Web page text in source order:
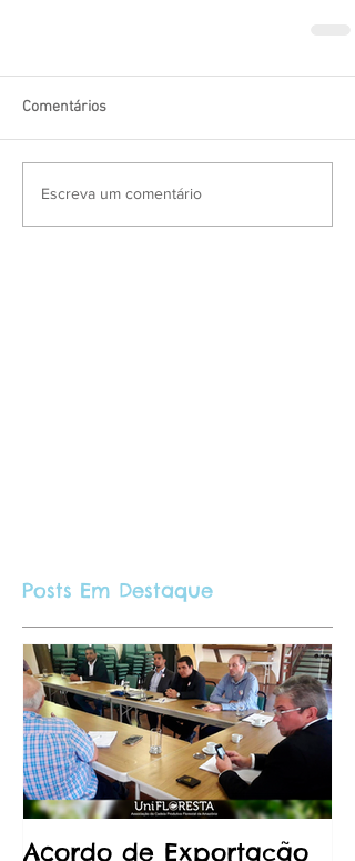
Comentários
Escreva um comentário
Posts Em Destaque
Acordo de Exportação